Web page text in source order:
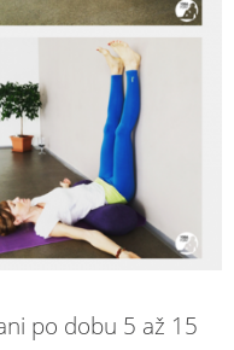
po dobu 5 až 15